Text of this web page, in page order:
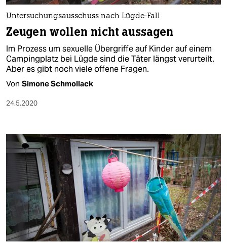
Untersuchungsausschuss nach Lügde-Fall
Zeugen wollen nicht aussagen
Im Prozess um sexuelle Übergriffe auf Kinder auf einem
Campingplatz bei Lügde sind die Täter längst verurteilt.
Aber es gibt noch viele offene Fragen.
Von Simone Schmollack
24.5.2020